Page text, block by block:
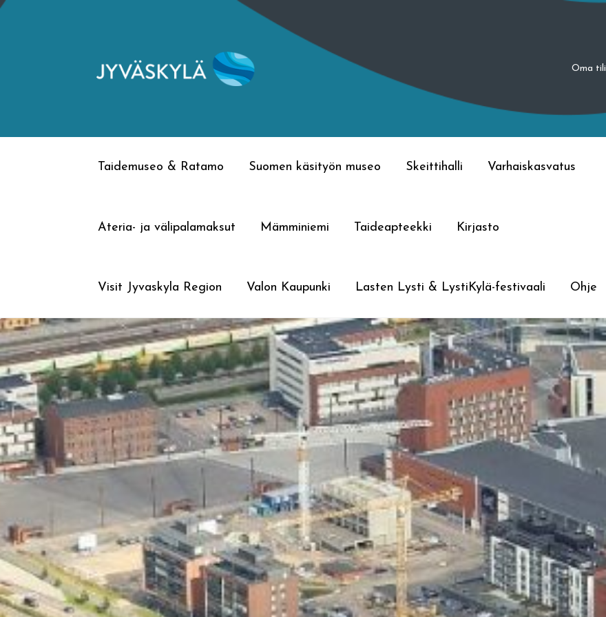
Siirry
Siirry
Oma tili
Taidemuseo & Ratamo Suomen käsityön museo Skeittihalli Varhaiskasvatus
Ateria- ja välipalamaksut Mämminiemi Taideapteekki Kirjasto
Visit Jyvaskyla Region Valon Kaupunki Lasten Lysti & LystiKylä-festivaali Ohje